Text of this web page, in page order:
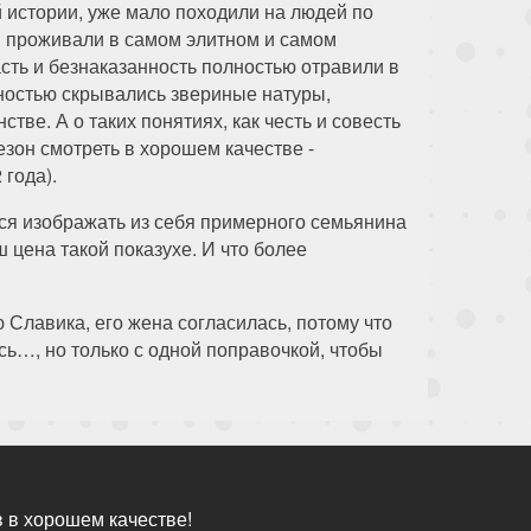
истории, уже мало походили на людей по
проживали в самом элитном и самом
и безнаказанность полностью отравили в
скрывались звериные натуры,
А о таких понятиях, как честь и совесть
смотреть в хорошем качестве -
изображать из себя примерного семьянина
такой показухе. И что более
его жена согласилась, потому что
но только с одной поправочкой, чтобы
хорошем качестве!